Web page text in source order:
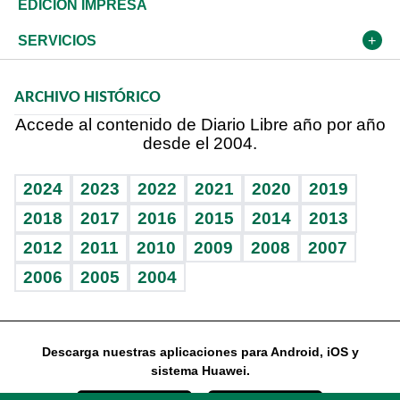
Resto del mundo
Economía personal
Podcast Arte Libre
Vida y familia
Eñe
Celebrando la vida
Sin complejos
En pocas palabras
Escuchando al corazón
Economía Personal
Más deportes
BRV
TBT Deportivo
Frente al Statu Quo
El Espía
Más firmas
Despertando al gigante
Cambio climático
Deportes
Opinión
Hecho en casa
Guía del dinero
EDICIÓN IMPRESA
SERVICIOS
Cumpleaños
Horóscopos
ARCHIVO HISTÓRICO
Accede al contenido de Diario Libre año por año
desde el 2004.
2024 2023 2022 2021 2020
2019
2018
2017 2016 2015 2014
2013
2012
2011 2010 2009 2008
2007
2006
2005 2004
Descarga nuestras aplicaciones para Android, iOS y
sistema Huawei.